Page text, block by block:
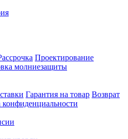
Проектирование
молниезащиты
Гарантия на товар Возврат